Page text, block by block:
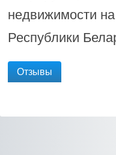
недвижимости
Республики
Отзывы